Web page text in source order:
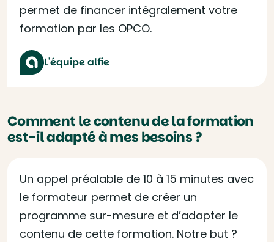
permet de financer intégralement votre
formation par les OPCO.
L'équipe alfie
Comment le contenu de la formation
est-il adapté à mes besoins ?
Un appel préalable de 10 à 15 minutes avec
le formateur permet de créer un
programme sur-mesure et d’adapter le
contenu de cette formation. Notre but ?